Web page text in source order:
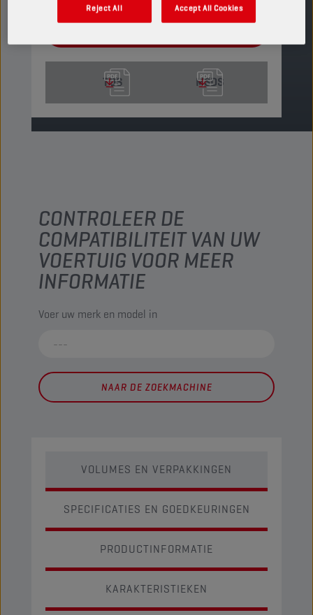
TDS MSDS
CONTROLEER DE
COMPATIBILITEIT VAN UW
VOERTUIG VOOR MEER
INFORMATIE
Voer uw merk en model in
NAAR DE ZOEKMACHINE
VOLUMES EN VERPAKKINGEN
SPECIFICATIES EN GOEDKEURINGEN
PRODUCTINFORMATIE
KARAKTERISTIEKEN
Reject All Accept All Cookies